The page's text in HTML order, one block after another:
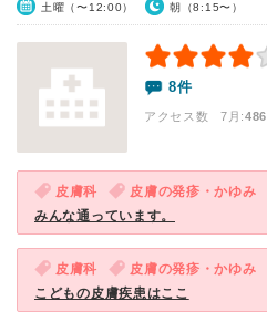
土曜（〜12:00） 朝（8:15〜）
8件
アクセス数 7月:486
皮膚科 皮膚の発疹・かゆみ
みんな通っています。
皮膚科 皮膚の発疹・かゆみ
こどもの皮膚疾患はここ